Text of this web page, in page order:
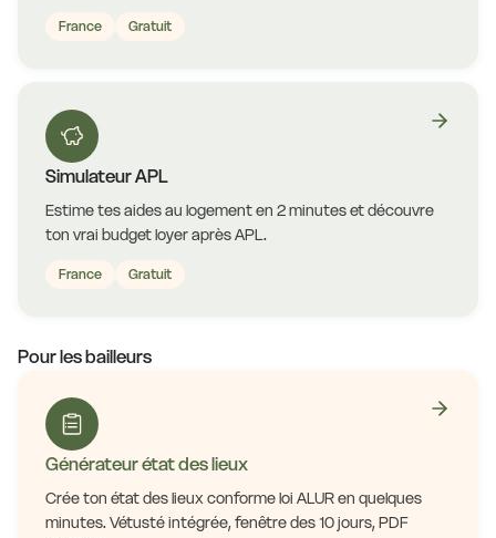
France Gratuit
Simulateur APL
Estime tes aides au logement en 2 minutes et découvre
ton vrai budget loyer après APL.
France Gratuit
Pour les bailleurs
Générateur état des lieux
Crée ton état des lieux conforme loi ALUR en quelques
minutes. Vétusté intégrée, fenêtre des 10 jours, PDF